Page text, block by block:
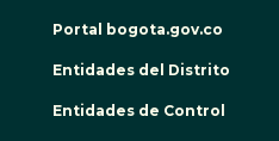
Portal bogota.gov.co
Entidades del Distrito
Entidades de Control